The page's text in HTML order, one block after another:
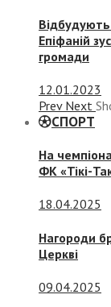
Епіфаній
громади
12.01.2023
Prev Next
СПОРТ
На
ФК «Тікі-
18.04.2025
Нагороди
Церкві
09.04.2025